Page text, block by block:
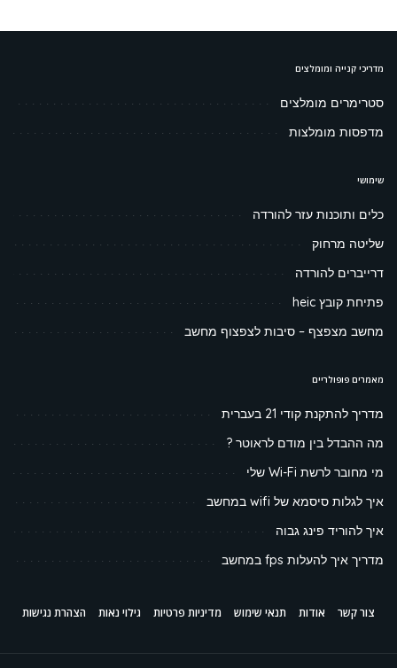
מדריכי קנייה ומומלצים
סטרימרים מומלצים
מדפסות מומלצות
שימושי
כלים ותוכנות עזר להורדה
שליטה מרחוק
דרייברים להורדה
פתיחת קובץ heic
מחשב מצפצף – סיבות לצפצוף מחשב
מאמרים פופולריים
מדריך להתקנת קודי 21 בעברית
מה ההבדל בין מודם לראוטר ?
מי מחובר לרשת Wi-Fi שלי
איך לגלות סיסמא של wifi במחשב
איך להוריד פינג גבוה
מדריך איך להעלות fps במחשב
צור קשר אודות תנאי שימוש מדיניות פרטיות גילוי נאות הצהרת נגישות